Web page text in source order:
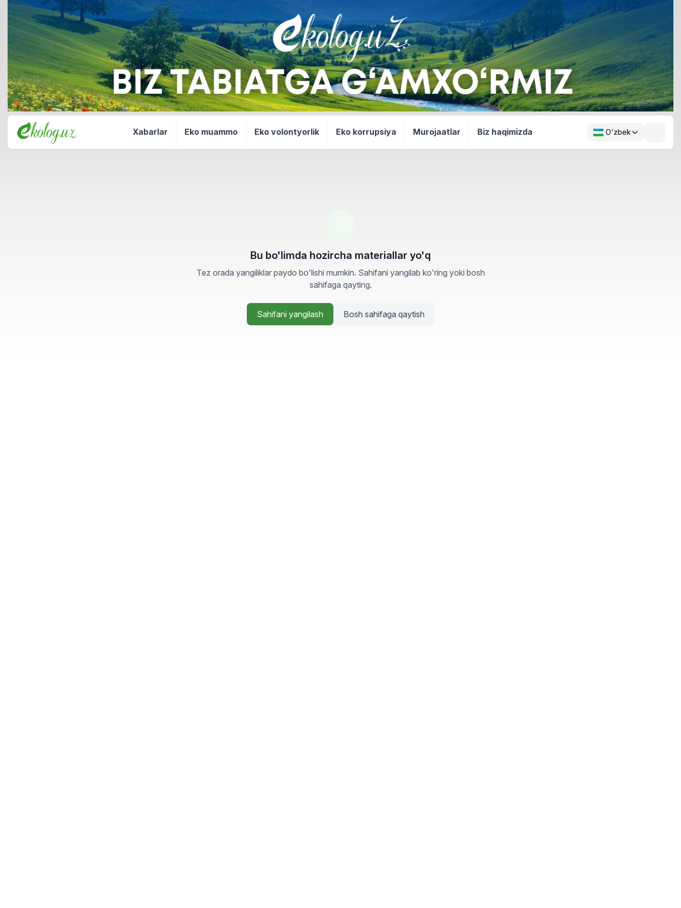
Xabarlar Eko muammo Eko volontyorlik Eko korrupsiya Murojaatlar Biz haqimizda O'zbek
Bu bo'limda hozircha materiallar yo'q
Tez orada yangiliklar paydo bo'lishi mumkin. Sahifani yangilab ko'ring yoki bosh
sahifaga qayting.
Sahifani yangilash Bosh sahifaga qaytish